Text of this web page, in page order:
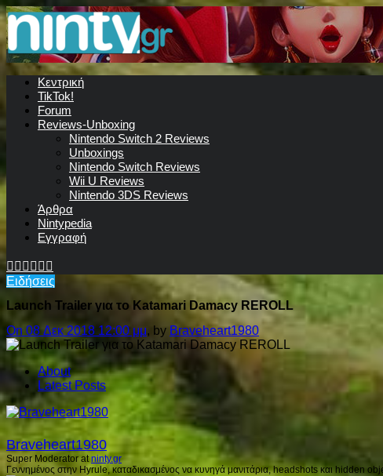
Κεντρική
TikTok!
Forum
Reviews-Unboxing
Nintendo Switch 2 Reviews
Unboxings
Nintendo Switch Reviews
Wii U Reviews
Nintendo 3DS Reviews
Άρθρα
Nintypedia
Εγγραφή
Ειδήσεις
Launch Trailer για το Katamari Damacy REROLL
On 08 Δεκ 2018 12:00 μμ, by Braveheart1980
About
Latest Posts
Braveheart1980
Super Moderator atninty.gr
Γεννημένος στην Hyrule, καταδικασμένος να κυνηγά μανιτάρια, headshots και hidden